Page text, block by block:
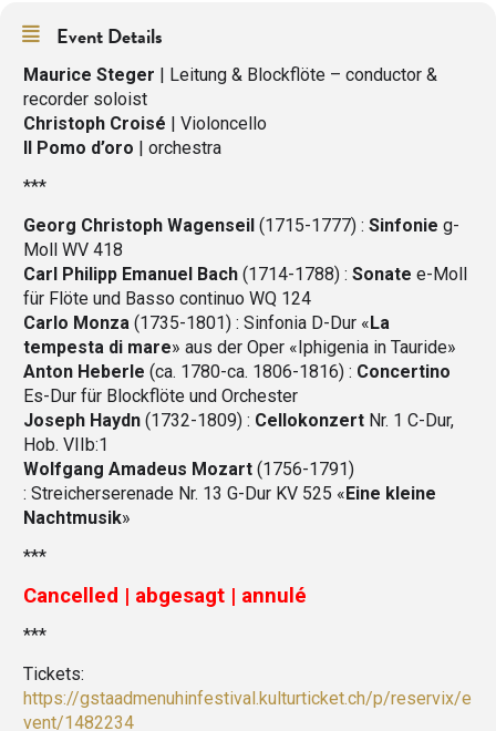
Event Details
Maurice Steger | Leitung & Blockflöte – conductor &
recorder soloist
Christoph Croisé | Violoncello
Il Pomo d’oro | orchestra
***
Georg Christoph Wagenseil (1715-1777) : Sinfonie g-
Moll WV 418
Carl Philipp Emanuel Bach (1714-1788) : Sonate e-Moll
für Flöte und Basso continuo WQ 124
Carlo Monza (1735-1801) : Sinfonia D-Dur «La
tempesta di mare» aus der Oper «Iphigenia in Tauride»
Anton Heberle (ca. 1780-ca. 1806-1816) : Concertino
Es-Dur für Blockflöte und Orchester
Joseph Haydn (1732-1809) : Cellokonzert Nr. 1 C-Dur,
Hob. VIIb:1
Wolfgang Amadeus Mozart (1756-1791)
: Streicherserenade Nr. 13 G-Dur KV 525 «Eine kleine
Nachtmusik»
***
Cancelled | abgesagt | annulé
***
Tickets:
https://gstaadmenuhinfestival.kulturticket.ch/p/reservix/e
vent/1482234